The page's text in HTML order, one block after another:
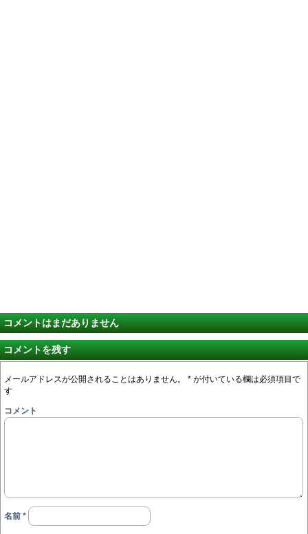
コメントはまだありません
コメントを残す
メールアドレスが公開されることはありません。 * が付いている欄は必須項目で
す
コメント
名前 *